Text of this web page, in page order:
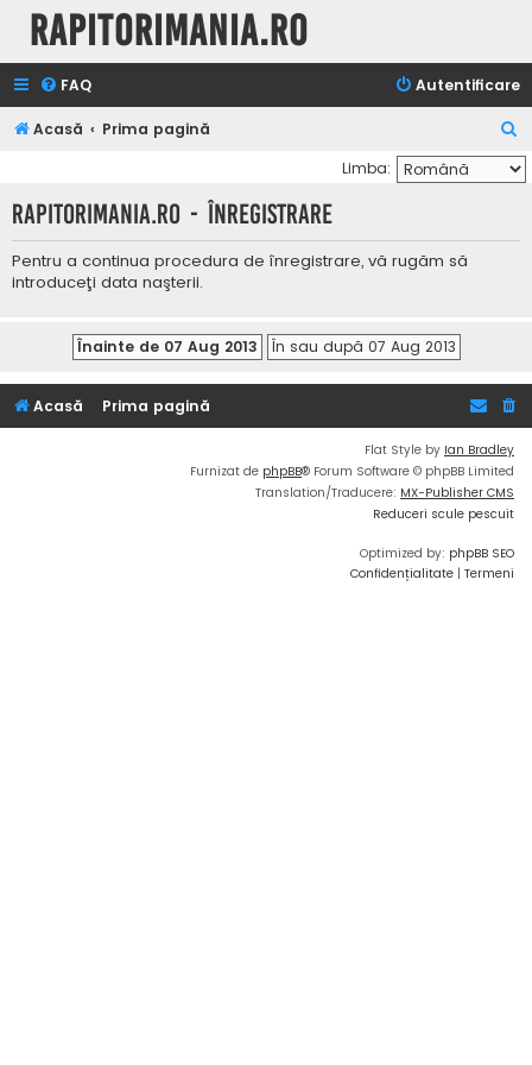
Rapitorimania.ro
FAQ Autentificare
Acasă Prima pagină
ă
u
Limba:
Rapitorimania.ro - Înregistrare
Pentru a continua procedura de înregistrare, vă rugăm să
introduceţi data naşterii.
Acasă Prima pagină
Flat Style by Ian Bradley
Furnizat de phpBB® Forum Software © phpBB Limited
Translation/Traducere: MX-Publisher CMS
Reduceri scule pescuit
Optimized by: phpBB SEO
Confidențialitate | Termeni